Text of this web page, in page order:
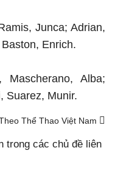
Junca; Adrian,
Enrich.
Alba;
Suarez, Munir.
Thể Thao Việt Nam
trong các chủ đề liên